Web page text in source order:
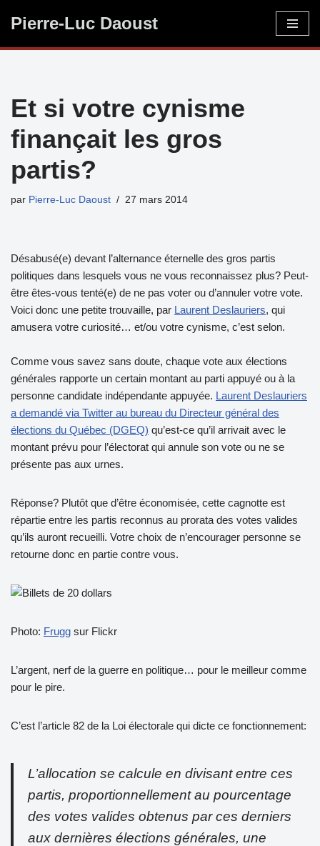
Pierre-Luc Daoust
Et si votre cynisme
finançait les gros
partis?
par Pierre-Luc Daoust 27 mars 2014
Désabusé(e) devant l’alternance éternelle des gros partis
politiques dans lesquels vous ne vous reconnaissez plus? Peut-
être êtes-vous tenté(e) de ne pas voter ou d’annuler votre vote.
Voici donc une petite trouvaille, par Laurent Deslauriers, qui
amusera votre curiosité… et/ou votre cynisme, c’est selon.
Comme vous savez sans doute, chaque vote aux élections
générales rapporte un certain montant au parti appuyé ou à la
personne candidate indépendante appuyée. Laurent Deslauriers
a demandé via Twitter au bureau du Directeur général des
élections du Québec (DGEQ) qu’est-ce qu’il arrivait avec le
montant prévu pour l’électorat qui annule son vote ou ne se
présente pas aux urnes.
Réponse? Plutôt que d’être économisée, cette cagnotte est
répartie entre les partis reconnus au prorata des votes valides
qu’ils auront recueilli. Votre choix de n’encourager personne se
retourne donc en partie contre vous.
Photo: Frugg sur Flickr
L’argent, nerf de la guerre en politique… pour le meilleur comme
pour le pire.
C’est l’article 82 de la Loi électorale qui dicte ce fonctionnement:
L’allocation se calcule en divisant entre ces
partis, proportionnellement au pourcentage
des votes valides obtenus par ces derniers
aux dernières élections générales, une